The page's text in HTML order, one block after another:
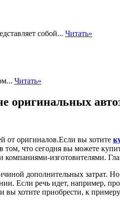
собой... Читать»
Читать»
оригинальных
Если вы хотите
что сегодня вы можете
изготовителями.
дополнительных затрат.
Если речь идет, например,
хотите приобрести, к